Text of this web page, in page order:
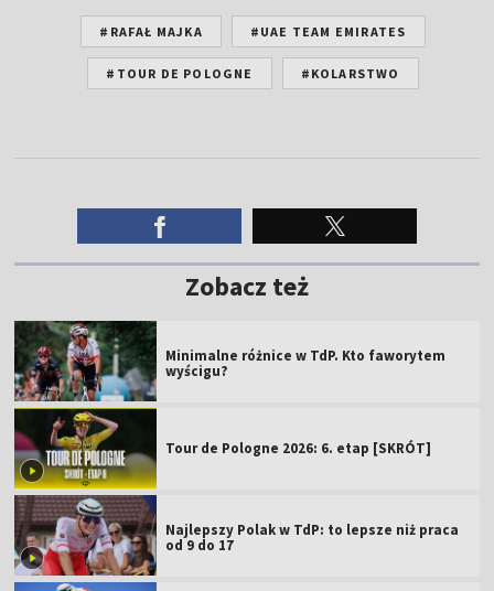
#RAFAŁ MAJKA #UAE TEAM EMIRATES
#TOUR DE POLOGNE #KOLARSTWO
Zobacz też
Minimalne różnice w TdP. Kto faworytem
wyścigu?
Tour de Pologne 2026: 6. etap [SKRÓT]
Najlepszy Polak w TdP: to lepsze niż praca
od 9 do 17